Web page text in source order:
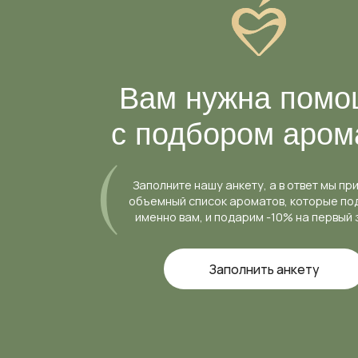
Вам нужна
с подбором
Заполните нашу анкету, а в ответ мы пришлем
объемный список ароматов, которые подходят
именно вам, и подарим -10% на первый заказ
Заполнить анкету